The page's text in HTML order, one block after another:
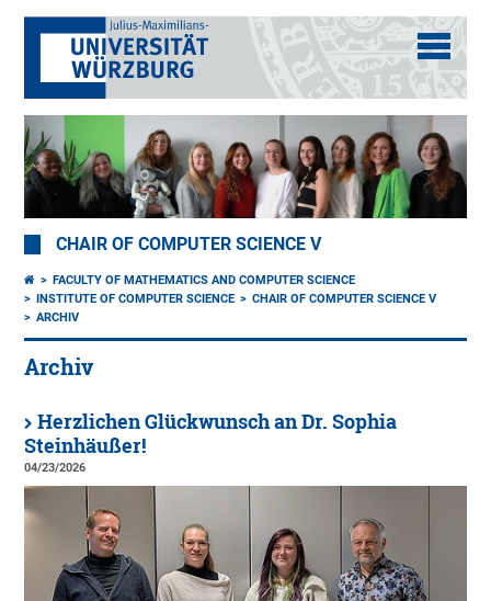
CHAIR OF COMPUTER SCIENCE V
FACULTY OF MATHEMATICS AND COMPUTER SCIENCE
INSTITUTE OF COMPUTER SCIENCE
CHAIR OF COMPUTER SCIENCE V
ARCHIV
Archiv
Herzlichen Glückwunsch an Dr. Sophia
Steinhäußer!
04/23/2026